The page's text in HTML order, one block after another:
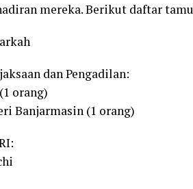
mereka. Berikut daftar
dan Pengadilan:
orang)
Banjarmasin (1 orang)